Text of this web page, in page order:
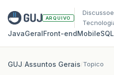
ARQUIVO
JavaGeralFront‑endMobileSQL
GUJ/Assuntos Gerais/Topico